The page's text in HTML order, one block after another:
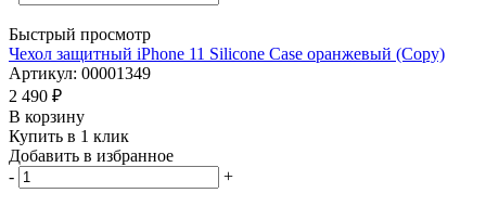
Быстрый просмотр
Чехол защитный iPhone 11 Silicone Case оранжевый (Copy)
Артикул: 00001349
2 490 ₽
В корзину
Купить в 1 клик
Добавить в избранное
-
+